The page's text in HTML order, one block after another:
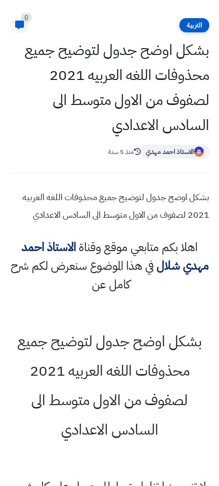
التربية
0
بشكل اوضح جدول لتوضيح جميع
محذوفات اللغه العربيه 2021
لصفوف من الاول متوسط الى
السادس الاعدادي
الاستاذ احمد مهدي منذ 5 سنة
بشكل اوضح جدول لتوضيح جميع محذوفات اللغه العربيه
2021 لصفوف من الاول متوسط الى السادس الاعدادي
اهلا بكم متابعي موقع وقناةالاستاذ احمد
مهدي شلالفي هذا الموضوع سنعرض لكم شرح
كامل عن
بشكل اوضح جدول لتوضيح جميع
محذوفات اللغه العربيه 2021
لصفوف من الاول متوسط الى
السادس الاعدادي